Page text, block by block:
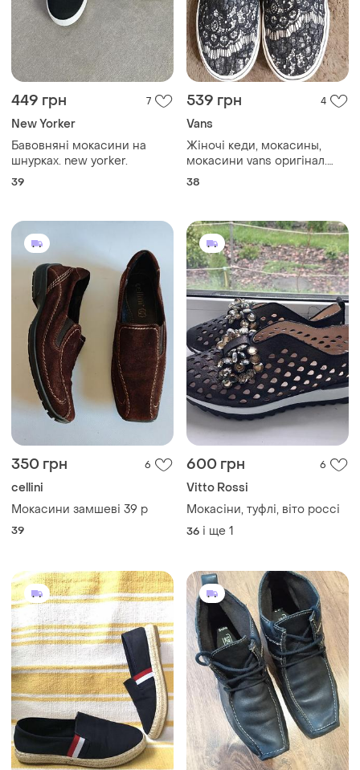
449 грн 7
New Yorker
Бавовняні мокасини на
шнурках. new yorker.
39
539 грн 4
Vans
Жіночі кеди, мокасины,
мокасини vans оригінал.
розмір по бірці 38.
38
350 грн 6
cellini
Мокасини замшеві 39 р
39
600 грн 6
Vitto Rossi
Мокасіни, туфлі, віто россі
36 і ще 1